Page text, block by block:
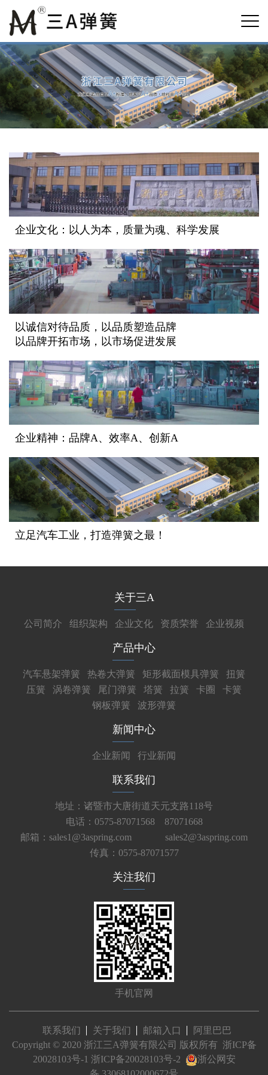
企业文化：以人为本，质量为魂、科学发展
以诚信对待品质，以品质塑造品牌
以品牌开拓市场，以市场促进发展
企业精神：品牌A、效率A、创新A
立足汽车工业，打造弹簧之最！
关于三A
公司简介 组织架构 企业文化 资质荣誉 企业视频
产品中心
汽车悬架弹簧 热卷大弹簧 矩形截面模具弹簧
扭簧
压簧
涡卷弹簧 尾门弹簧 塔簧 拉簧 卡圈
卡簧
钢板弹簧
波形弹簧
新闻中心
企业新闻 行业新闻
联系我们
地址：诸暨市大唐街道天元支路118号
电话：0575-87071568 87071668
邮箱：sales1@3aspring.com
sales2@3aspring.com
传真：0575-87071577
关注我们
手机官网
联系我们 关于我们 邮箱入口
阿里巴巴
Copyright © 2020 浙江三A弹簧有限公司 版权所有 浙ICP备
20028103号-1 浙ICP备20028103号-2
浙公网安